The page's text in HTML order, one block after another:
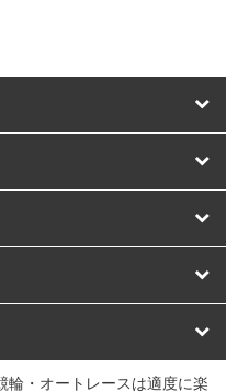
手競輪場 宇都宮競輪場
・オートレースは適度に楽